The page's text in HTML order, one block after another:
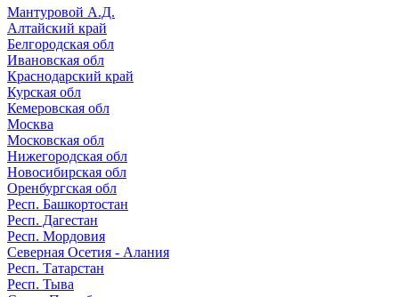
Мантуровой А.Д.
Алтайский край
Белгородская обл
Ивановская обл
Краснодарский край
Курская обл
Кемеровская обл
Москва
Московская обл
Нижегородская обл
Новосибирская обл
Оренбургская обл
Респ. Башкортостан
Респ. Дагестан
Респ. Мордовия
Северная Осетия - Алания
Респ. Татарстан
Респ. Тыва